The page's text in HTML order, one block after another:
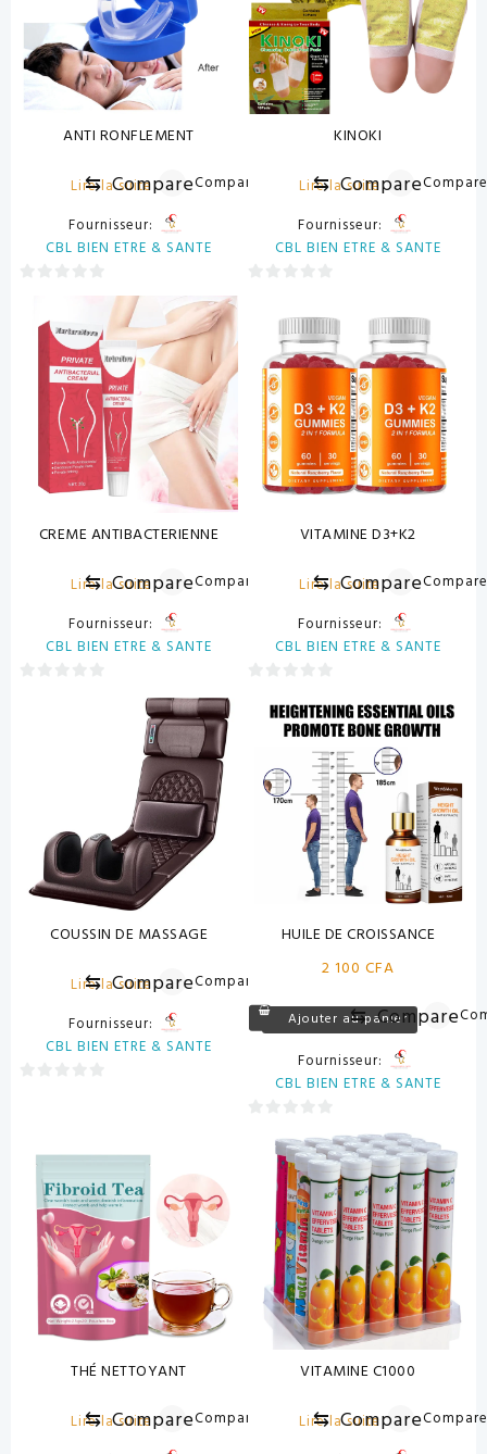
ANTI RONFLEMENT
Lire la suite
⇆ CompareCompare
Fournisseur:
CBL BIEN ETRE & SANTE
KINOKI
Lire la suite
⇆ Compare
Fournisseur:
CBL BIEN ETRE & SANTE
CREME ANTIBACTERIENNE
Lire la suite
⇆ CompareCompare
Fournisseur:
CBL BIEN ETRE & SANTE
VITAMINE D3+K2
Lire la suite
⇆ Compare
Fournisseur:
CBL BIEN ETRE & SANTE
sur
COUSSIN DE MASSAGE
Lire la suite
⇆ CompareCompare
Fournisseur:
CBL BIEN ETRE & SANTE
HUILE DE CROISSANCE
2 100 CFA
Ajouter au panier
⇆ Compare
Fournisseur:
CBL BIEN ETRE & SANTE
THÉ NETTOYANT
Lire la suite
⇆ CompareCompare
VITAMINE C1000
Lire la suite
⇆ Compare